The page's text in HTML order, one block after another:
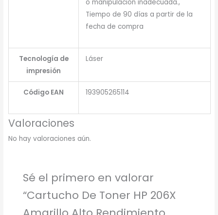
o manipulación inadecuada.,
Tiempo de 90 días a partir de la
fecha de compra
Tecnología de
impresión
Láser
Código EAN 193905265114
Valoraciones
No hay valoraciones aún.
Sé el primero en valorar
“Cartucho De Toner HP 206X